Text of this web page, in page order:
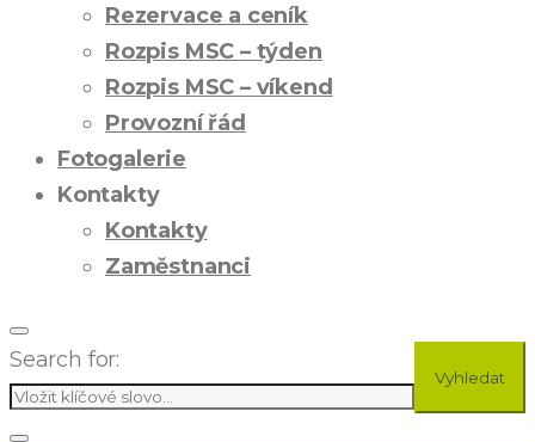
Rezervace a ceník
Rozpis MSC – týden
Rozpis MSC – víkend
Provozní řád
Fotogalerie
Kontakty
Kontakty
Zaměstnanci
Search for:
Vyhledat